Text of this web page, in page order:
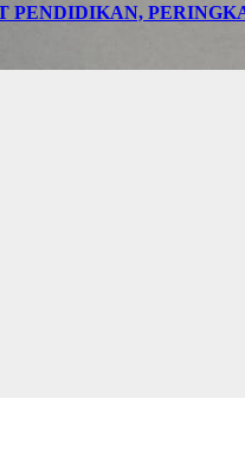
PENDIDIKAN,